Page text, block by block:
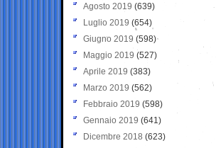
Agosto 2019 (639)
Luglio 2019 (654)
Giugno 2019 (598)
Maggio 2019 (527)
Aprile 2019 (383)
Marzo 2019 (562)
Febbraio 2019 (598)
Gennaio 2019 (641)
Dicembre 2018 (623)